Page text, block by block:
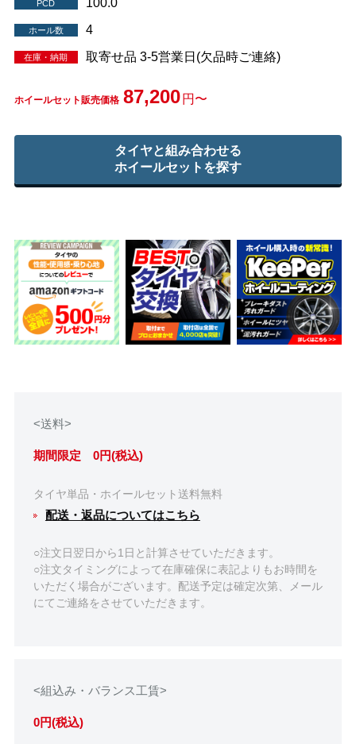
PCD
ホール数 4
在庫・納期 取寄せ品 3-5営業日(欠品時ご連絡)
ホイールセット販売価格 87,200 円〜
タイヤと組み合わせる
ホイールセットを探す
<送料>
期間限定 0円(税込)
タイヤ単品・ホイールセット送料無料
配送・返品についてはこちら
○注文日翌日から1日と計算させていただきます。
○注文タイミングによって在庫確保に表記よりもお時間を
いただく場合がございます。配送予定は確定次第、メール
にてご連絡をさせていただきます。
<組込み・バランス工賃>
0円(税込)